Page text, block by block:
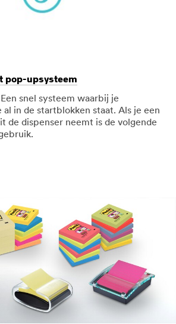
pop-upsysteem
Een snel systeem waarbij je
in de startblokken staat. Als je een
de dispenser neemt is de volgende